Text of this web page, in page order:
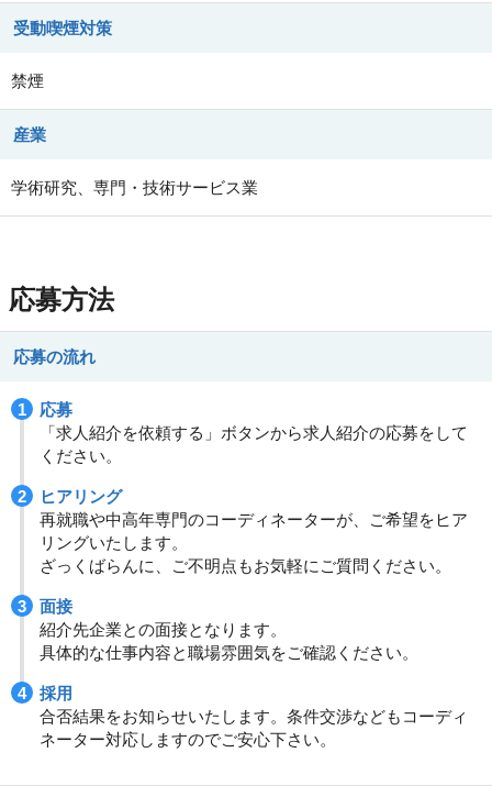
受動喫煙対策
禁煙
産業
学術研究、専門・技術サービス業
応募方法
応募の流れ
応募
「求人紹介を依頼する」ボタンから求人紹介の応募をして
ください。
ヒアリング
再就職や中高年専門のコーディネーターが、ご希望をヒア
リングいたします。
ざっくばらんに、ご不明点もお気軽にご質問ください。
面接
紹介先企業との面接となります。
具体的な仕事内容と職場雰囲気をご確認ください。
採用
合否結果をお知らせいたします。条件交渉などもコーディ
ネーター対応しますのでご安心下さい。